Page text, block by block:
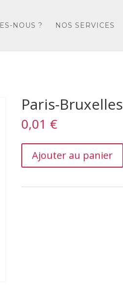
NOUS ? NOS SERVICES
Paris-Bruxelles
0,01 €
Bruxelles
quantity
Ajouter au panier